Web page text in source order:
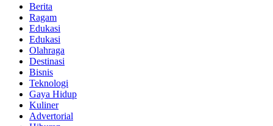
Berita
Ragam
Edukasi
Edukasi
Olahraga
Destinasi
Bisnis
Teknologi
Gaya Hidup
Kuliner
Advertorial